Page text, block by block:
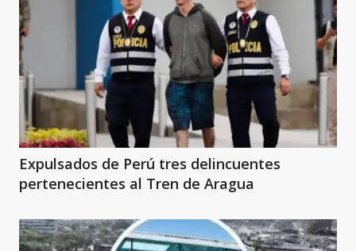
Expulsados de Perú tres delincuentes
pertenecientes al Tren de Aragua